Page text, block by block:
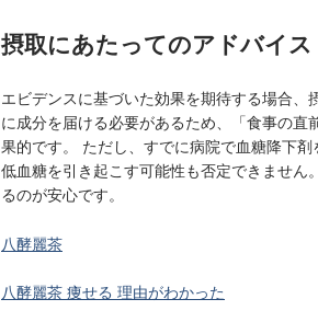
摂取にあたってのアドバイス
エビデンスに基づいた効果を期待する場合
に成分を届ける必要があるため、「食事の
果的です。 ただし、すでに病院で血糖降下
低血糖を引き起こす可能性も否定できませ
るのが安心です。
八酵麗茶
八酵麗茶 痩せる 理由がわかった